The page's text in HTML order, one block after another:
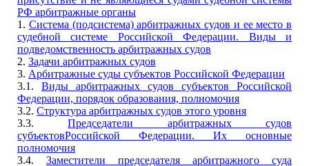
РФ арбитражные органы
1. Система (подсистема) арбитражных судов и ее место в
судебной системе Российской Федерации. Виды и
подведомственность арбитражных судов
2. Задачи арбитражных судов
3. Арбитражные суды субъектов Российской Федерации
3.1. Виды арбитражных судов субъектов Российской
Федерации, порядок образования, полномочия
3.2. Структура арбитражных судов этого уровня
3.3.Председатели арбитражных судов
субъектовРоссийской Федерации. Их основные
полномочия
3.4. Заместители председателя арбитражного суда